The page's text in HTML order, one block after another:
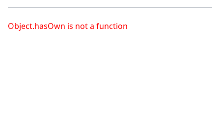
Object.hasOwn is not a function